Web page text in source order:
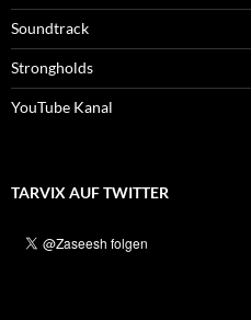
Soundtrack
Strongholds
YouTube Kanal
TARVIX AUF TWITTER